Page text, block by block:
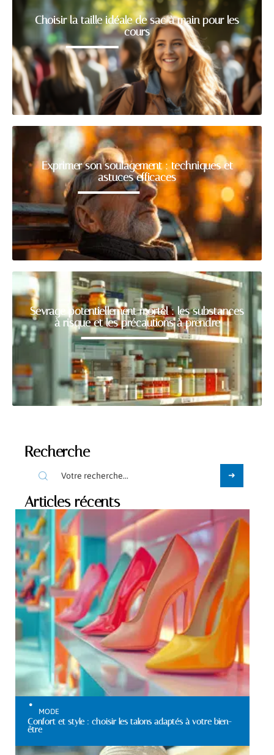
Choisir la taille idéale de sac à main pour les
cours
Exprimer son soulagement : techniques et
astuces efficaces
Sevrage potentiellement mortel : les substances
à risque et les précautions à prendre
Recherche
Articles récents
MODE
Confort et style : choisir les talons adaptés à votre bien-
être